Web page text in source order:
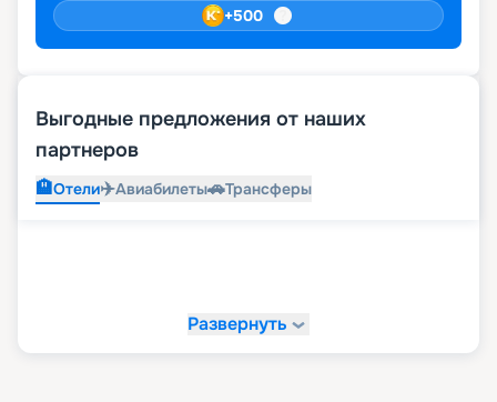
+500
Выгодные предложения от наших
партнеров
🏨Отели✈️Авиабилеты🚗Трансферы
Развернуть